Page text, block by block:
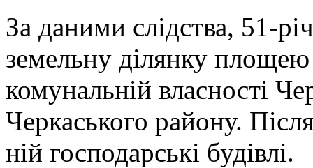
За даними слідства, 51-
земельну ділянку
комунальній власності
Черкаського району.
ній господарські будівлі.